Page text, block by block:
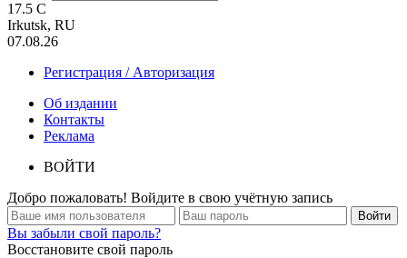
17.5 C
Irkutsk, RU
07.08.26
Регистрация / Авторизация
Об издании
Контакты
Реклама
ВОЙТИ
Добро пожаловать! Войдите в свою учётную запись
Вы забыли свой пароль?
Восстановите свой пароль